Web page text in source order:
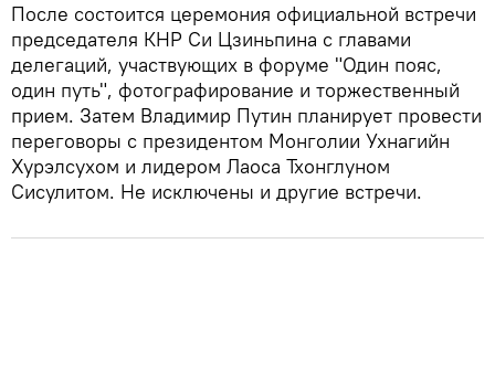
После состоится церемония официальной встречи
председателя КНР Си Цзиньпина с главами
делегаций, участвующих в форуме "Один пояс,
один путь", фотографирование и торжественный
прием. Затем Владимир Путин планирует провести
переговоры с президентом Монголии Ухнагийн
Хурэлсухом и лидером Лаоса Тхонглуном
Сисулитом. Не исключены и другие встречи.